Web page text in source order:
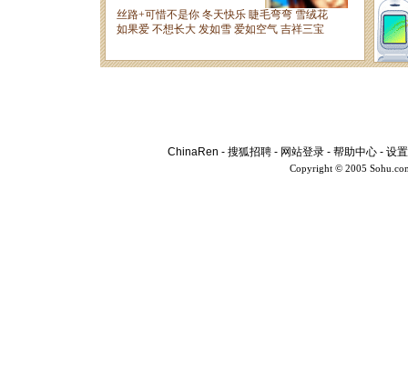
ChinaRen - 搜狐招聘 - 网站登录 - 帮助中心 - 设
Copyright © 2005